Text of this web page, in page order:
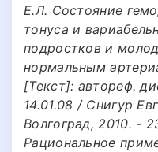
Е.Л. Состояние
тонуса и
подростков и
нормальным
[Текст]: автореф.
14.01.08 / Снигур
Волгоград, 2010. -
Рациональное